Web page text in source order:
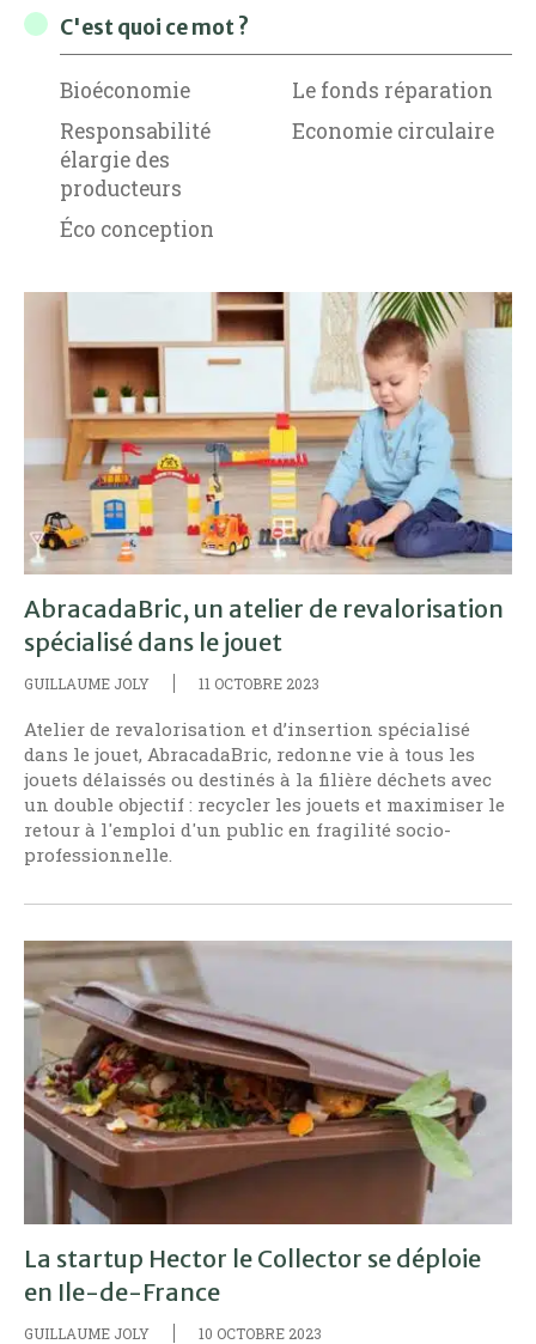
C'est quoi ce mot ?
Bioéconomie
Le fonds réparation
Responsabilité
élargie des
producteurs
Economie circulaire
Éco conception
AbracadaBric, un atelier de revalorisation
spécialisé dans le jouet
GUILLAUME JOLY 11 OCTOBRE 2023
Atelier de revalorisation et d’insertion spécialisé
dans le jouet, AbracadaBric, redonne vie à tous les
jouets délaissés ou destinés à la filière déchets avec
un double objectif : recycler les jouets et maximiser le
retour à l'emploi d'un public en fragilité socio-
professionnelle.
La startup Hector le Collector se déploie
en Ile-de-France
GUILLAUME JOLY 10 OCTOBRE 2023